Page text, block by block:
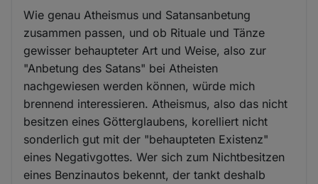
Wie genau Atheismus und Satansanbetung
zusammen passen, und ob Rituale und Tänze
gewisser behaupteter Art und Weise, also zur
"Anbetung des Satans" bei Atheisten
nachgewiesen werden können, würde mich
brennend interessieren. Atheismus, also das nicht
besitzen eines Götterglaubens, korelliert nicht
sonderlich gut mit der "behaupteten Existenz"
eines Negativgottes. Wer sich zum Nichtbesitzen
eines Benzinautos bekennt, der tankt deshalb